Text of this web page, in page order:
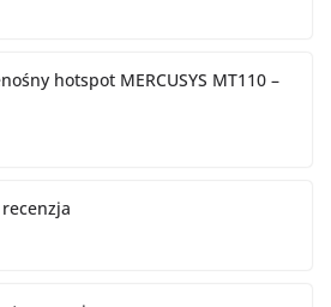
hotspot MERCUSYS MT110 –